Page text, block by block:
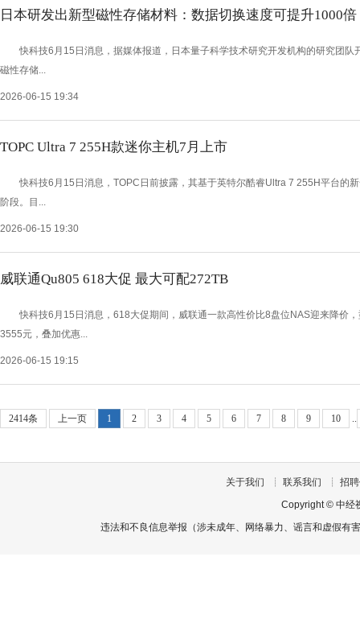
日本研发出新型磁性存储材料：数据切换速度可提升1000倍
快科技6月15日消息，据媒体报道，日本量子科学技术研究开发机构的研究团队
磁性存储...
2026-06-15 19:34
TOPC Ultra 7 255H款迷你主机7月上市
快科技6月15日消息，TOPC日前披露，其基于英特尔酷睿Ultra 7 255H平台的新
阶段。目...
2026-06-15 19:30
威联通Qu805 618大促 最大可配272TB
快科技6月15日消息，618大促期间，威联通一款高性价比8盘位NAS迎来降价
3555元，叠加优惠...
2026-06-15 19:15
2414条 上一页 1 2 3 4 5 6 7 8 9 10 ..
关于我们 ┊ 联系我们 ┊ 招
Copyright© 中经
违法和不良信息举报（涉未成年、网络暴力、谣言和虚假有